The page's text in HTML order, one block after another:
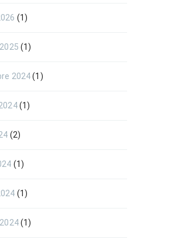
(1)
(1)
2024(1)
(1)
(2)
(1)
(1)
(1)